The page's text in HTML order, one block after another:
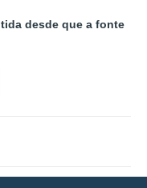
desde que a fonte